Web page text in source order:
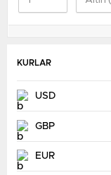
KURLAR
USD
GBP
EUR